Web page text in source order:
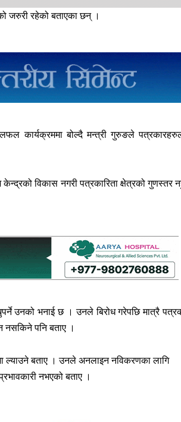
जरुरी रहेको बताएका छन् ।
कार्यक्रममा बोल्दै मन्त्री गुरुङले
केन्द्रको विकास नगरी पत्रकारिता क्षेत्रको गुणस्तर
उनको भनाई छ । उनले बिरोध गरेपछि मात्रै
नसकिने पनि बताए ।
ल्याउने बताए । उनले अनलाइन नविकरणका लागि
नभएको बताए ।